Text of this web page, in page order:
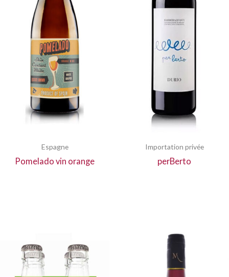
Espagne
Pomelado vin orange
Importation privée
perBerto